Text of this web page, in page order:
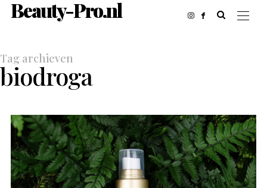
Beauty-Pro.nl
Tag archieven
biodroga